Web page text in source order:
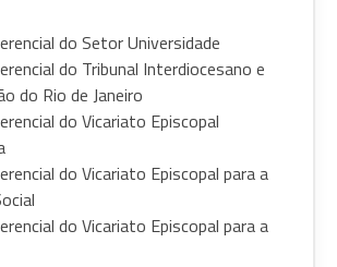
do Setor Universidade
do Tribunal Interdiocesano e
do Rio de Janeiro
do Vicariato Episcopal
do Vicariato Episcopal para a
do Vicariato Episcopal para a